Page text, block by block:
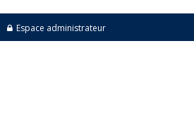
Espace administrateur